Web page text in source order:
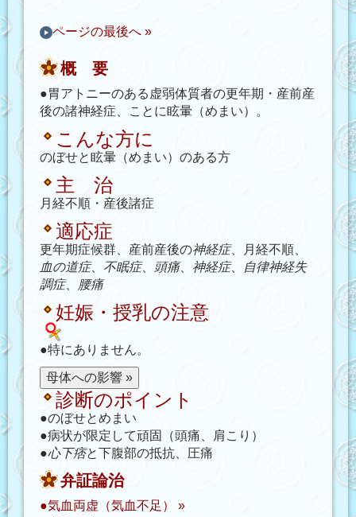
ページの最後へ »
概 要
●胃アトニーのある虚弱体質者の更年期・産前産
後の諸神経症、ことに眩暈（めまい）。
こんな方に
のぼせと眩暈（めまい）のある方
主 治
月経不順・産後諸症
適応症
更年期症候群、産前産後の神経症、月経不順、
血の道症、 不眠症、 頭痛、 神経症、
自律神経失
調症、 腰痛
妊娠・授乳の注意
●特にありません。
診断のポイント
●のぼせとめまい
●病状が限定して頑固（頭痛、肩こり）
●心下痞と下腹部の抵抗、圧痛
弁証論治
●気血両虚（気血不足） »